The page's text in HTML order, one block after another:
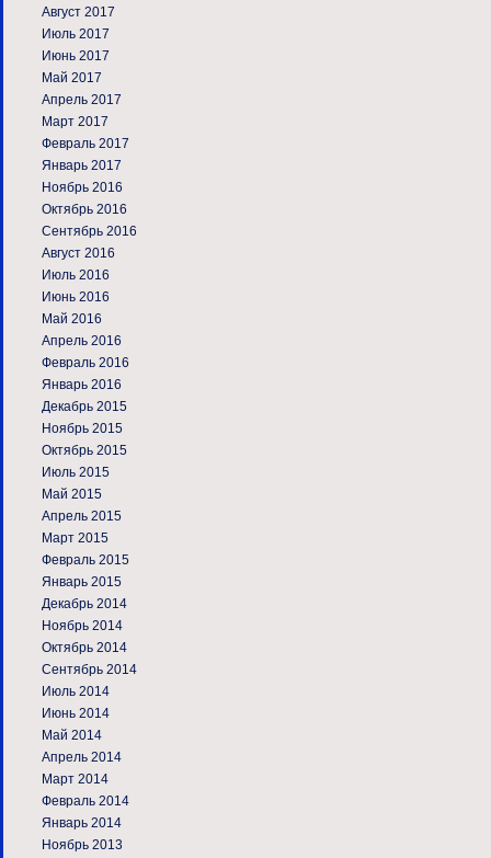
Август 2017
Июль 2017
Июнь 2017
Май 2017
Апрель 2017
Март 2017
Февраль 2017
Январь 2017
Ноябрь 2016
Октябрь 2016
Сентябрь 2016
Август 2016
Июль 2016
Июнь 2016
Май 2016
Апрель 2016
Февраль 2016
Январь 2016
Декабрь 2015
Ноябрь 2015
Октябрь 2015
Июль 2015
Май 2015
Апрель 2015
Март 2015
Февраль 2015
Январь 2015
Декабрь 2014
Ноябрь 2014
Октябрь 2014
Сентябрь 2014
Июль 2014
Июнь 2014
Май 2014
Апрель 2014
Март 2014
Февраль 2014
Январь 2014
Ноябрь 2013